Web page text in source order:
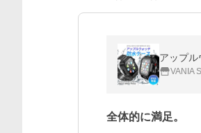
VANIA
全体的に満足。